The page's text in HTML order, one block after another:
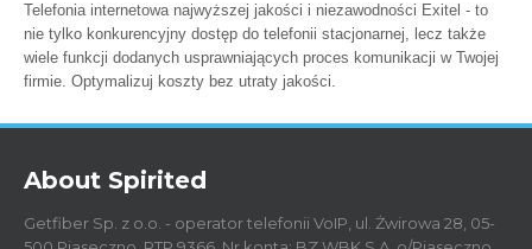
Telefonia internetowa najwyższej jakości i niezawodności Exitel - to
nie tylko konkurencyjny dostęp do telefonii stacjonarnej, lecz także
wiele funkcji dodanych usprawniających proces komunikacji w Twojej
firmie. Optymalizuj koszty bez utraty jakości.
About Spirited
Getfiber Sp. z o.o. - operator telefonii VoIP, ul. Żwirowa 28, 05-